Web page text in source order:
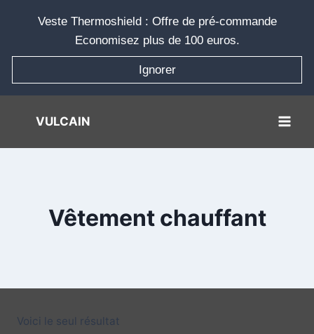
Veste Thermoshield : Offre de pré-commande
Economisez plus de 100 euros.
Ignorer
VULCAIN
Vêtement chauffant
Voici le seul résultat